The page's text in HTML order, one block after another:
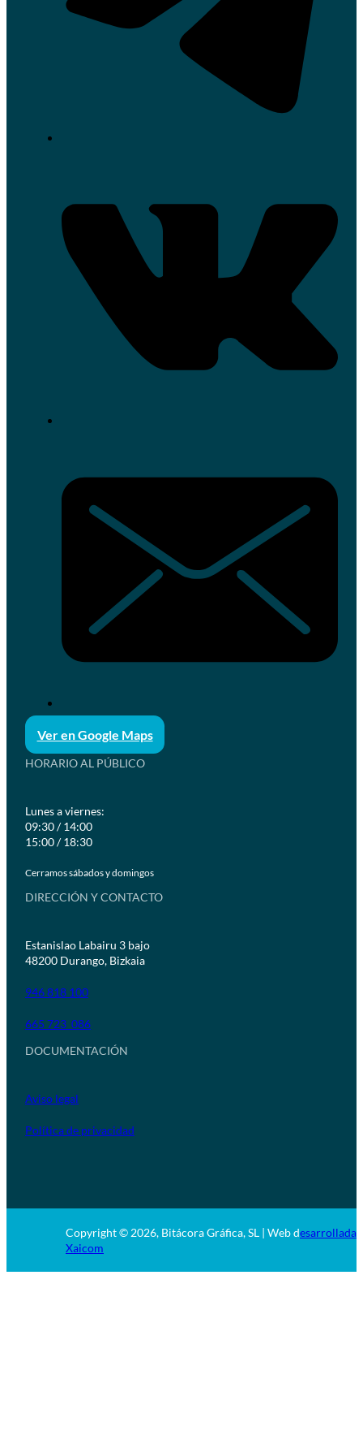
Ver en Google Maps
HORARIO AL PÚBLICO
Lunes a viernes:
09:30 / 14:00
15:00 / 18:30
Cerramos sábados y domingos
DIRECCIÓN Y CONTACTO
Estanislao Labairu 3 bajo
48200 Durango, Bizkaia
946 818 100
665 723 086
DOCUMENTACIÓN
Aviso legal
Política de privacidad
Copyright © 2026, Bitácora Gráfica, SL | Web desarrollada
Xaicom